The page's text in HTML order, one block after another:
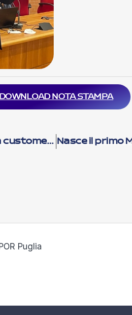
DOWNLOAD NOTA STAMPA
Salvatore Ferragamo innova la customer experience insieme a Microsoft ed Hevolus